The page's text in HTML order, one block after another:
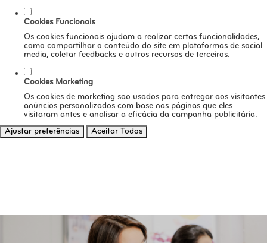
Cookies Funcionais
Os cookies funcionais ajudam a realizar certas funcionalidades,
como compartilhar o conteúdo do site em plataformas de social
media, coletar feedbacks e outros recursos de terceiros.
Cookies Marketing
Os cookies de marketing são usados para entregar aos visitantes
anúncios personalizados com base nas páginas que eles
visitaram antes e analisar a eficácia da campanha publicitária.
Ajustar preferências
Aceitar Todos